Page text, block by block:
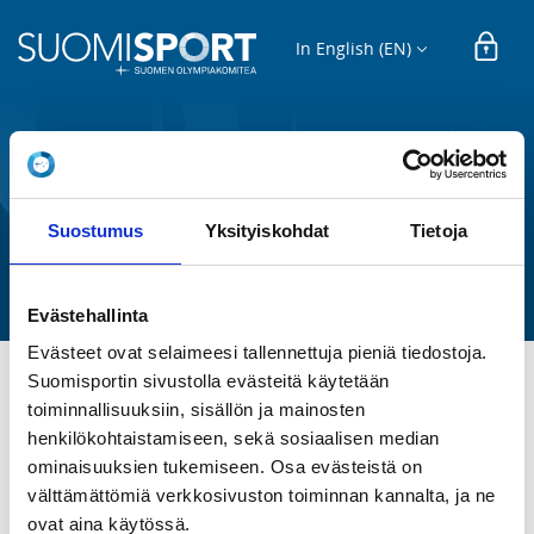
Suostumus Yksityiskohdat Tietoja
Evästehallinta
Evästeet ovat selaimeesi tallennettuja pieniä tiedostoja.
Suomisportin sivustolla evästeitä käytetään
toiminnallisuuksiin, sisällön ja mainosten
henkilökohtaistamiseen, sekä sosiaalisen median
ominaisuuksien tukemiseen. Osa evästeistä on
välttämättömiä verkkosivuston toiminnan kannalta, ja ne
ovat aina käytössä.
In English (EN)
Yleisurheilun Starttikurssi,
Seinäjoki 10.5., 23.5.ja 28.5.2023
Suomen Urheiluliitto ry
TIME
Su 1.1.2023 at 00:00 -We 2.8.2023 at 00:00
LOCATION
Seinäjoki